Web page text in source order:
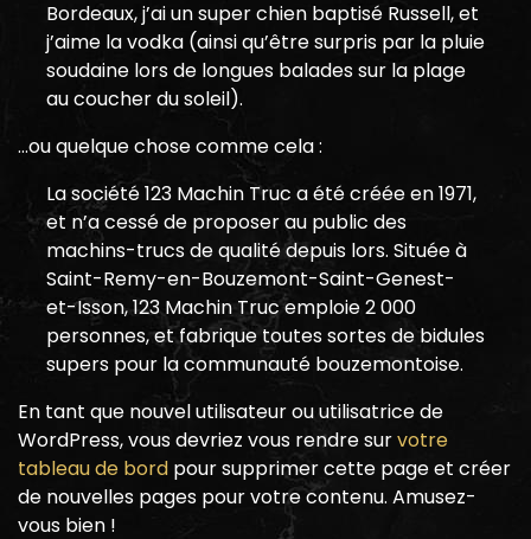
Bordeaux, j’ai un super chien baptisé Russell, et
j’aime la vodka (ainsi qu’être surpris par la pluie
soudaine lors de longues balades sur la plage
au coucher du soleil).
…ou quelque chose comme cela :
La société 123 Machin Truc a été créée en 1971,
et n’a cessé de proposer au public des
machins-trucs de qualité depuis lors. Située à
Saint-Remy-en-Bouzemont-Saint-Genest-
et-Isson, 123 Machin Truc emploie 2 000
personnes, et fabrique toutes sortes de bidules
supers pour la communauté bouzemontoise.
En tant que nouvel utilisateur ou utilisatrice de
WordPress, vous devriez vous rendre survotre
tableau de bord pour supprimer cette page et créer
de nouvelles pages pour votre contenu. Amusez-
vous bien !